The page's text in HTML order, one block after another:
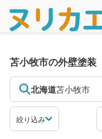
苫小牧市の外壁塗
北海道苫小牧市
絞り込み